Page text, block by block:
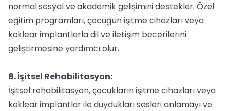
normal sosyal ve akademik gelişimini destekler. Özel
eğitim programları, çocuğun işitme cihazları veya
koklear implantlarla dil ve iletişim becerilerini
geliştirmesine yardımcı olur.
8. İşitsel Rehabilitasyon:
İşitsel rehabilitasyon, çocukların işitme cihazları veya
koklear implantlar ile duydukları sesleri anlamayı ve